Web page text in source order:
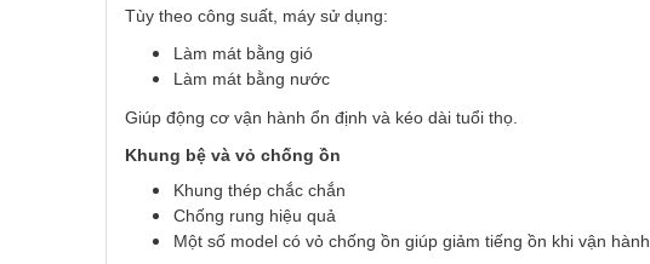
Tùy theo công suất, máy sử dụng:
Làm mát bằng gió
Làm mát bằng nước
Giúp động cơ vận hành ổn định và kéo dài tuổi thọ.
Khung bệ và vỏ chống ồn
Khung thép chắc chắn
Chống rung hiệu quả
Một số model có vỏ chống ồn giúp giảm tiếng ồn khi vận hành